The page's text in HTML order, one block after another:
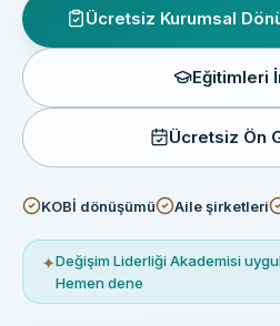
Ücretsiz Kurumsal
Eğitimleri
Ücretsiz Ön
KOBİ dönüşümü Aile şirketleri
✦Değişim Liderliği Akademisi
Hemen dene